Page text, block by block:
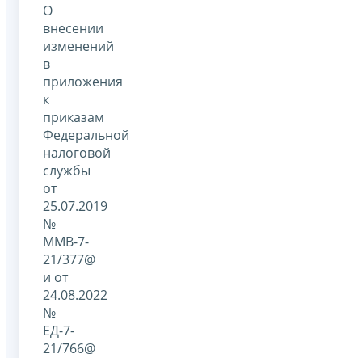
О
внесении
изменений
в
приложения
к
приказам
Федеральной
налоговой
службы
от
25.07.2019
№
ММВ-7-
21/377@
и от
24.08.2022
№
ЕД-7-
21/766@